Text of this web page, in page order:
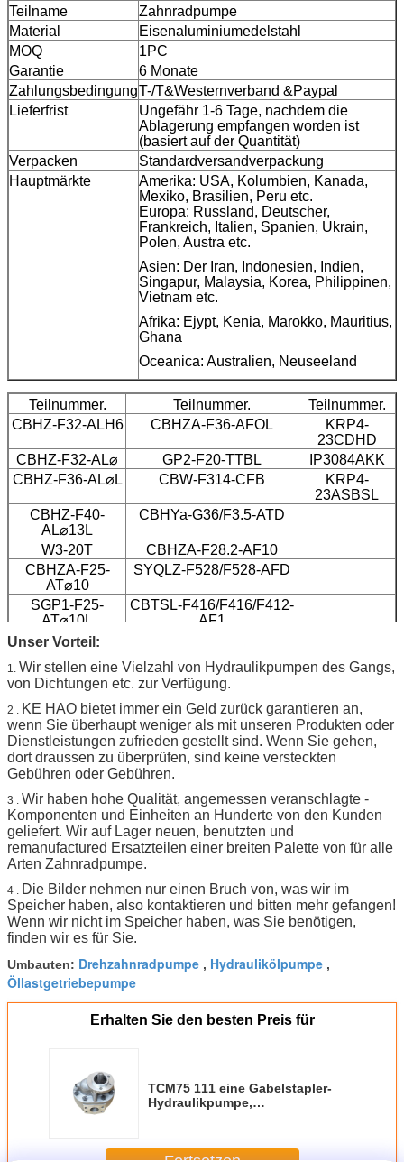
Teilname
Zahnradpumpe
Material
Eisenaluminiumedelstahl
MOQ
1PC
Garantie
6 Monate
ZahlungsbedingungT-/T&Westernverband &Paypal
Lieferfrist
Ungefähr 1-6 Tage, nachdem die
Ablagerung empfangen worden ist
(basiert auf der Quantität)
Verpacken
Standardversandverpackung
Hauptmärkte
Amerika: USA, Kolumbien, Kanada,
Mexiko, Brasilien, Peru etc.
Europa: Russland, Deutscher,
Frankreich, Italien, Spanien, Ukrain,
Polen, Austra etc.
Asien: Der Iran, Indonesien, Indien,
Singapur, Malaysia, Korea, Philippinen,
Vietnam etc.
Afrika: Ejypt, Kenia, Marokko, Mauritius,
Ghana
Oceanica: Australien, Neuseeland
Teilnummer. Teilnummer.
Teilnummer.
CBHZ-F32-ALH6
CBHZA-F36-AFOL
KRP4-
23CDHD
CBHZ-F32-AL⌀
GP2-F20-TTBL
IP3084AKK
CBHZ-F36-AL⌀L
CBW-F314-CFB
KRP4-
23ASBSL
CBHZ-F40-
AL⌀13L
CBHYa-G36/F3.5-ATD
W3-20T
CBHZA-F28.2-AF10
CBHZA-F25-
AT⌀10
SYQLZ-F528/F528-AFD
SGP1-F25-
AT⌀10L
CBTSL-F416/F416/F412-
AF1
CBT-F423-
CBWZT-F320-
AF⌀
Unser Vorteil:
1. Wir stellen eine Vielzahl von Hydraulikpumpen des Gangs,
von Dichtungen etc. zur Verfügung.
2 . KE HAO bietet immer ein Geld zurück garantieren an,
wenn Sie überhaupt weniger als mit unseren Produkten oder
Dienstleistungen zufrieden gestellt sind. Wenn Sie gehen,
dort draussen zu überprüfen, sind keine versteckten
Gebühren oder Gebühren.
3 . Wir haben hohe Qualität, angemessen veranschlagte -
Komponenten und Einheiten an Hunderte von den Kunden
geliefert. Wir auf Lager neuen, benutzten und
remanufactured Ersatzteilen einer breiten Palette von für alle
Arten Zahnradpumpe.
4 . Die Bilder nehmen nur einen Bruch von, was wir im
Speicher haben, also kontaktieren und bitten mehr gefangen!
Wenn wir nicht im Speicher haben, was Sie benötigen,
finden wir es für Sie.
Umbauten: Drehzahnradpumpe , Hydraulikölpumpe ,
Öllastgetriebepumpe
Erhalten Sie den besten Preis für
TCM75 111 eine Gabelstapler-
Hydraulikpumpe,